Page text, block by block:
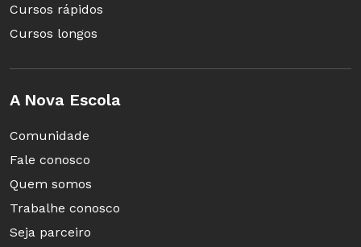
Cursos rápidos
Cursos longos
A Nova Escola
Comunidade
Fale conosco
Quem somos
Trabalhe conosco
Seja parceiro